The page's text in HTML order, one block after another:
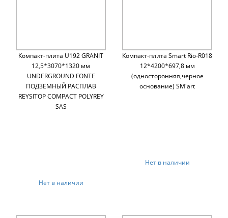
Компакт-плита U192 GRANIT
12,5*3070*1320 мм
UNDERGROUND FONTE
ПОДЗЕМНЫЙ РАСПЛАВ
REYSITOP COMPACT POLYREY
SAS
Нет в наличии
Компакт-плита Smart Rio-R018
12*4200*697,8 мм
(односторонняя,черное
основание) SM'art
Нет в наличии